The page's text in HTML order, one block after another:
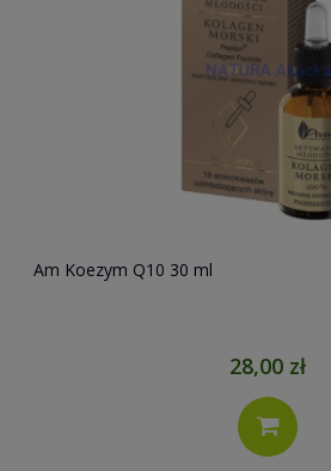
Am Koezym Q10 30 ml
28,00 zł